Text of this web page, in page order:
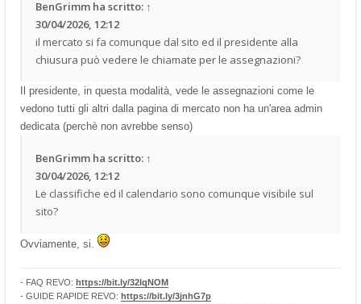
BenGrimm ha scritto: ↑
30/04/2026, 12:12
il mercato si fa comunque dal sito ed il presidente alla
chiusura può vedere le chiamate per le assegnazioni?
Il presidente, in questa modalità, vede le assegnazioni come le
vedono tutti gli altri dalla pagina di mercato non ha un'area admin
dedicata (perchè non avrebbe senso)
BenGrimm ha scritto: ↑
30/04/2026, 12:12
Le classifiche ed il calendario sono comunque visibile sul
sito?
Ovviamente, si.
- FAQ REVO: https://bit.ly/32lqNOM
- GUIDE RAPIDE REVO: https://bit.ly/3jnhG7p